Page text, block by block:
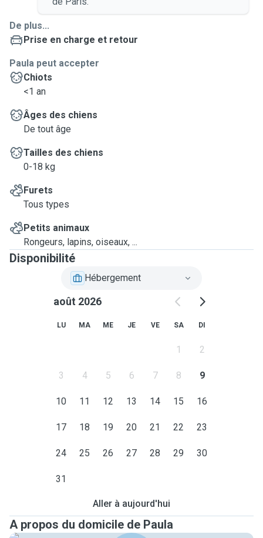
De plus...
Prise en charge et retour
Paula peut accepter
Chiots
<1 an
Âges des chiens
De tout âge
Tailles des chiens
0-18 kg
Furets
Tous types
Petits animaux
Rongeurs, lapins, oiseaux, ...
Disponibilité
Hébergement
août 2026
LU MA ME JE VE SA DI
1 2
3 4 5 6 7 8 9
10 11 12 13 14 15 16
17 18 19 20 21 22 23
24 25 26 27 28 29 30
31
Aller à aujourd'hui
A propos du domicile de Paula